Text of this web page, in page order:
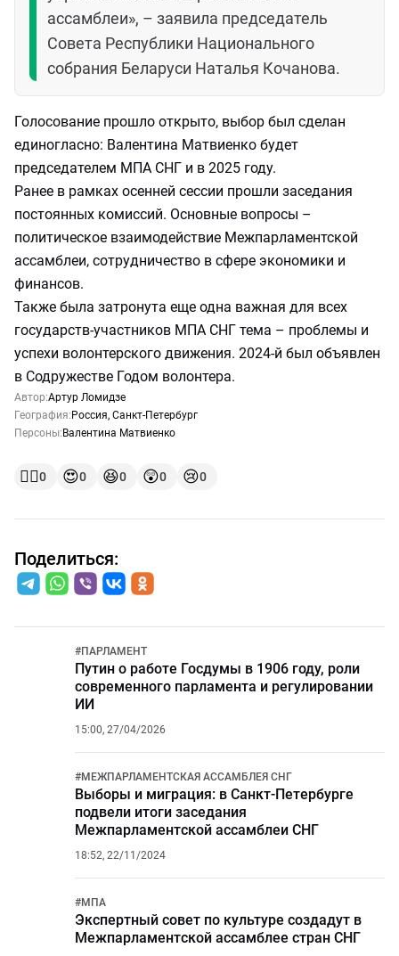
ассамблеи», – заявила председатель
Совета Республики Национального
собрания Беларуси Наталья Кочанова.
Голосование прошло открыто, выбор был сделан
единогласно: Валентина Матвиенко будет
председателем МПА СНГ и в 2025 году.
Ранее в рамках осенней сессии прошли заседания
постоянных комиссий. Основные вопросы –
политическое взаимодействие Межпарламентской
ассамблеи, сотрудничество в сфере экономики и
финансов.
Также была затронута еще одна важная для всех
государств-участников МПА СНГ тема – проблемы и
успехи волонтерского движения. 2024-й был объявлен
в Содружестве Годом волонтера.
Автор:Артур Ломидзе
География: Россия, Санкт-Петербург
Персоны: Валентина Матвиенко
👍🏻0 😍0 😆0 😲0 😢0
Поделиться:
#ПАРЛАМЕНТ
Путин о работе Госдумы в 1906 году, роли
современного парламента и регулировании
ИИ
15:00, 27/04/2026
#МЕЖПАРЛАМЕНТСКАЯ АССАМБЛЕЯ СНГ
Выборы и миграция: в Санкт-Петербурге
подвели итоги заседания
Межпарламентской ассамблеи СНГ
18:52, 22/11/2024
#МПА
Экспертный совет по культуре создадут в
Межпарламентской ассамблее стран СНГ